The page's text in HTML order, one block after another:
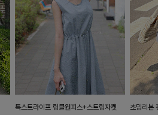
특스트라이프 링클원피스+스트링자켓
초밍리본